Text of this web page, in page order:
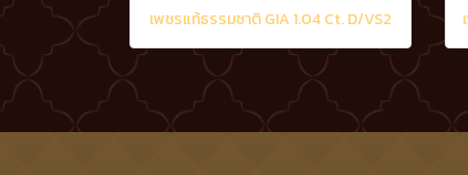
เพชรแท้ธรรมชาติ GIA 1.04 Ct. D/VS2